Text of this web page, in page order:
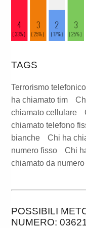
TAGS
Terrorismo
ha chiamato tim
chiamato cellulare
chiamato telefono
bianche
Chi ha
numero fisso
Chi
chiamato da numero
POSSIBILI
NUMERO: